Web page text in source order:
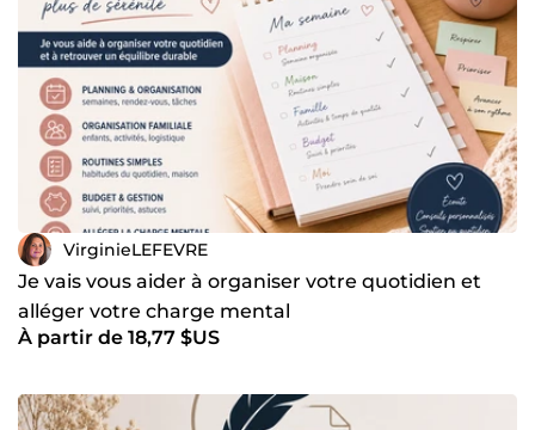
VirginieLEFEVRE
Je vais vous aider à organiser votre quotidien et
alléger votre charge mental
À partir de 18,77 $US